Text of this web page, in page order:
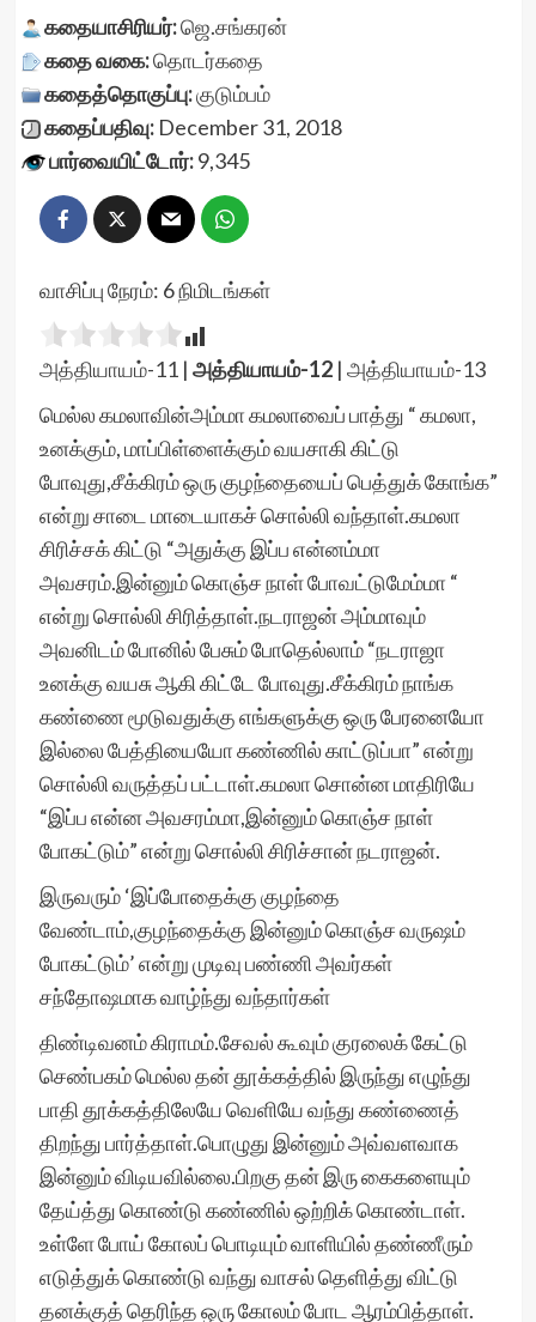
கதையாசிரியர்:ஜெ.சங்கரன்
கதை வகை:தொடர்கதை
கதைத்தொகுப்பு:குடும்பம்
கதைப்பதிவு:December 31, 2018
பார்வையிட்டோர்:9,345
வாசிப்பு நேரம்: 6நிமிடங்கள்
அத்தியாயம்-11| அத்தியாயம்-12| அத்தியாயம்-13
மெல்ல கமலாவின்அம்மா கமலாவைப் பாத்து “ கமலா,
உனக்கும், மாப்பிள்ளைக்கும் வயசாகி கிட்டு
போவுது,சீக்கிரம் ஒரு குழந்தையைப் பெத்துக் கோங்க”
என்று சாடை மாடையாகச் சொல்லி வந்தாள்.கமலா
சிரிச்சக் கிட்டு “அதுக்கு இப்ப என்னம்மா
அவசரம்.இன்னும் கொஞ்ச நாள் போவட்டுமேம்மா “
என்று சொல்லி சிரித்தாள்.நடராஜன் அம்மாவும்
அவனிடம் போனில் பேசும் போதெல்லாம் “நடராஜா
உனக்கு வயசு ஆகி கிட்டே போவுது.சீக்கிரம் நாங்க
கண்ணை மூடுவதுக்கு எங்களுக்கு ஒரு பேரனையோ
இல்லை பேத்தியையோ கண்ணில் காட்டுப்பா” என்று
சொல்லி வருத்தப் பட்டாள்.கமலா சொன்ன மாதிரியே
“இப்ப என்ன அவசரம்மா,இன்னும் கொஞ்ச நாள்
போகட்டும்” என்று சொல்லி சிரிச்சான் நடராஜன்.
இருவரும் ‘இப்போதைக்கு குழந்தை
வேண்டாம்,குழந்தைக்கு இன்னும் கொஞ்ச வருஷம்
போகட்டும்’ என்று முடிவு பண்ணி அவர்கள்
சந்தோஷமாக வாழ்ந்து வந்தார்கள்
திண்டிவனம் கிராமம்.சேவல் கூவும் குரலைக் கேட்டு
செண்பகம் மெல்ல தன் தூக்கத்தில் இருந்து எழுந்து
பாதி தூக்கத்திலேயே வெளியே வந்து கண்ணைத்
திறந்து பார்த்தாள்.பொழுது இன்னும் அவ்வளவாக
இன்னும் விடியவில்லை.பிறகு தன் இரு கைகளையும்
தேய்த்து கொண்டு கண்ணில் ஒற்றிக் கொண்டாள்.
உள்ளே போய் கோலப் பொடியும் வாளியில் தண்ணீரும்
எடுத்துக் கொண்டு வந்து வாசல் தெளித்து விட்டு
தனக்குத் தெரிந்த ஒரு கோலம் போட ஆரம்பித்தாள்.